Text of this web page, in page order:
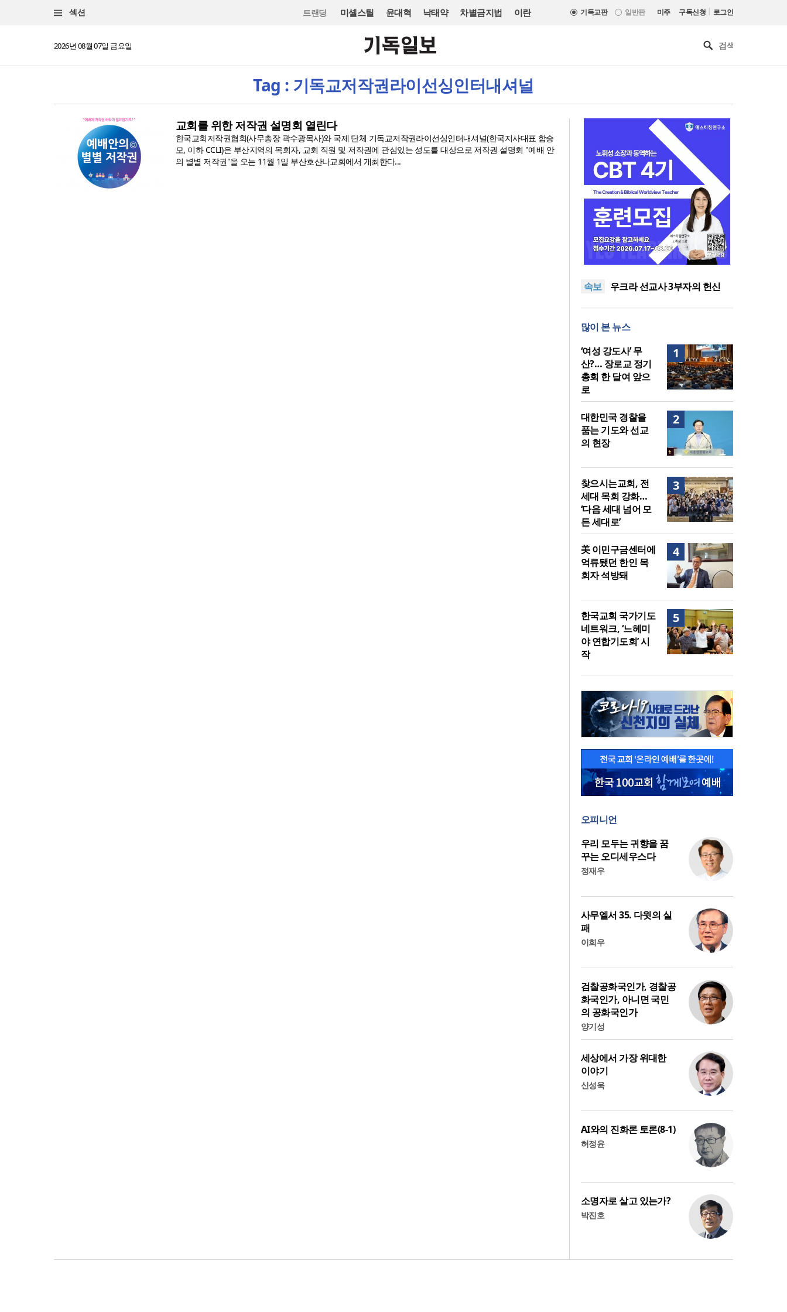
섹션 트랜딩 미셸스틸 윤대혁 낙태약 차별금지법 이란 기독교판 일반판 미주 구독신청 | 로그인
2026년 08월 07일 금요일
Tag : 기독교저작권라이선싱인터내셔널
교회를 위한 저작권 설명회 열린다
한국교회저작권협회(사무총장 곽수광목사)와 국제 단체 기독교저작권라이선싱인터내셔널(한국지사대표 함승
모, 이하 CCLI)은 부산지역의 목회자, 교회 직원 및 저작권에 관심있는 성도를 대상으로 저작권 설명회 "예배 안
의 별별 저작권"을 오는 11월 1일 부산호산나교회에서 개최한다...
속보
[최원호 목사의 영혼의 양식 63]
까?
한인 목회자 석방돼
우크라 선교사 3부자의 헌신
지법 시행… 기독교계 강력 반
[최원호 목사의 영혼의 양식 63]
말씀은 같은데 왜 열매는 다를
까?
美 이민구금센터에 억류됐던
한인 목회자 석방돼
많이 본 뉴스
1
‘여성 강도사’ 무
산?… 장로교 정기
총회 한 달여 앞으
로
2
대한민국 경찰을
품는 기도와 선교
의 현장
3
찾으시는교회, 전
세대 목회 강화…
‘다음 세대 넘어 모
든 세대로’
4
美 이민구금센터에
억류됐던 한인 목
회자 석방돼
5
한국교회 국가기도
네트워크, ‘느헤미
야 연합기도회’ 시
작
오피니언
우리 모두는 귀향을 꿈
꾸는 오디세우스다
정재우
사무엘서 35. 다윗의 실
패
이희우
검찰공화국인가, 경찰공
화국인가, 아니면 국민
의 공화국인가
양기성
세상에서 가장 위대한
이야기
신성욱
AI와의 진화론 토론(8-1)
허정윤
소명자로 살고 있는가?
박진호